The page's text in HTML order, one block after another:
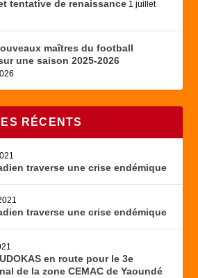
tentative de renaissance 1 juillet
maîtres du football
une saison 2025-2026
RÉCENTS
traverse une crise endémique
traverse une crise endémique
en route pour le 3e
de la zone CEMAC de Yaoundé